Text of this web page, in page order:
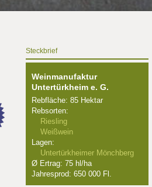
Steckbrief
Weinmanufaktur
Untertürkheim e. G.
Rebfläche: 85 Hektar
Rebsorten:
Riesling
Weißwein
Lagen:
Untertürkheimer Mönchberg
Ø Ertrag: 75 hl/ha
Jahresprod: 650 000 Fl.